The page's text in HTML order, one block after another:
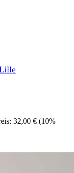
32,00 € (10%